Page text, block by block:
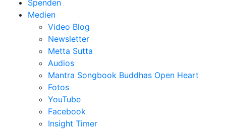
Spenden
Medien
Video Blog
Newsletter
Metta Sutta
Audios
Mantra Songbook Buddhas Open Heart
Fotos
YouTube
Facebook
Insight Timer